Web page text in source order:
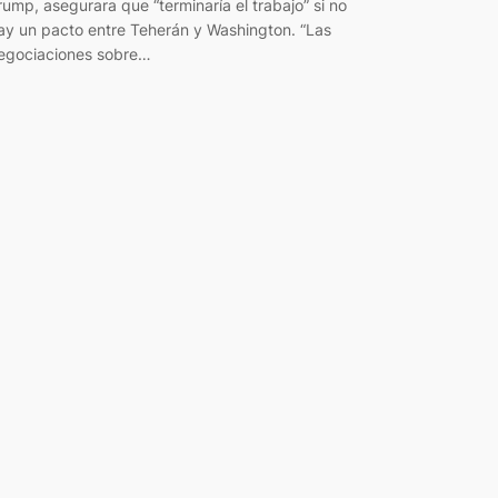
asegurara que “terminaría el trabajo” si no
un pacto entre Teherán y Washington. “Las
sobre…